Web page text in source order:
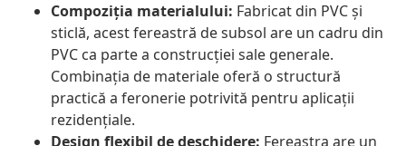
Compoziția materialului: Fabricat din PVC și
sticlă, acest fereastră de subsol are un cadru din
PVC ca parte a construcției sale generale.
Combinația de materiale oferă o structură
practică a feronerie potrivită pentru aplicații
rezidențiale.
Design flexibil de deschidere: Fereastra are un